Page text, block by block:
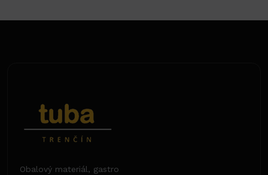
Obalový materiál, gastro